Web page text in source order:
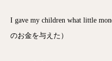
I gave my children what little
のお金を与えた）